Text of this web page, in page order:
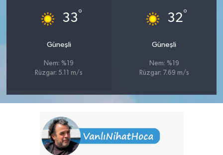
33°
Güneşli
Nem: %19
Rüzgar: 5.11 m/s
32°
Güneşli
Nem: %19
Rüzgar: 7.69 m/s